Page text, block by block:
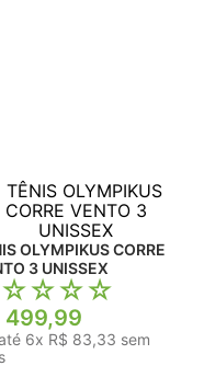
OLYMPIKUS CORRE
VENTO 3 UNISSEX
☆☆☆☆
499,99
6x R$ 83,33 sem